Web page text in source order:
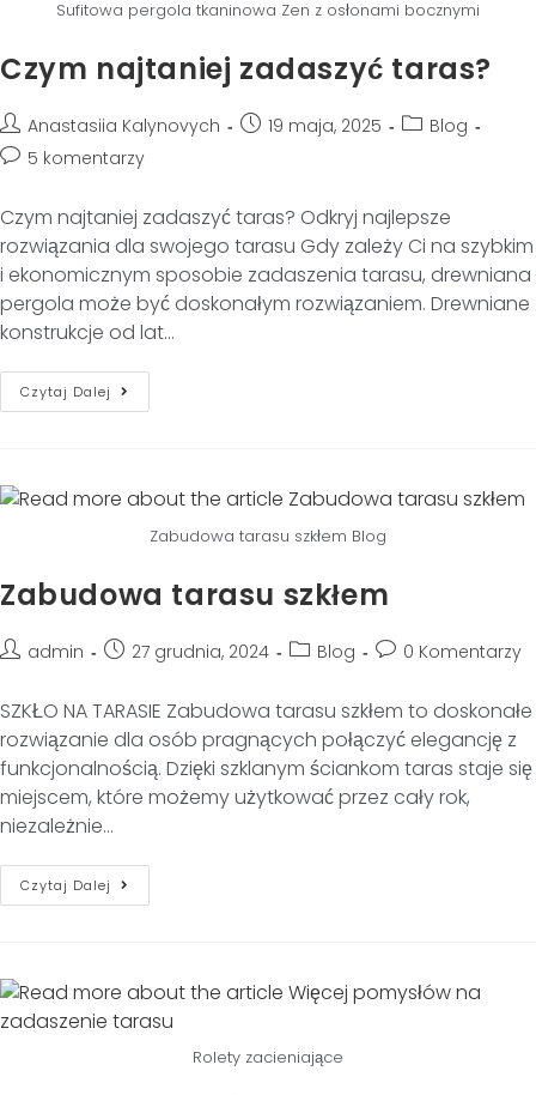
Sufitowa pergola tkaninowa Zen z osłonami bocznymi
Czym najtaniej zadaszyć taras?
Anastasiia Kalynovych 19 maja, 2025
Blog
5 komentarzy
Czym najtaniej zadaszyć taras? Odkryj najlepsze
rozwiązania dla swojego tarasu Gdy zależy Ci na szybkim
i ekonomicznym sposobie zadaszenia tarasu, drewniana
pergola może być doskonałym rozwiązaniem. Drewniane
konstrukcje od lat…
Czytaj Dalej
Zabudowa tarasu szkłem Blog
Zabudowa tarasu szkłem
admin 27 grudnia, 2024 Blog 0 Komentarzy
SZKŁO NA TARASIE Zabudowa tarasu szkłem to doskonałe
rozwiązanie dla osób pragnących połączyć elegancję z
funkcjonalnością. Dzięki szklanym ściankom taras staje się
miejscem, które możemy użytkować przez cały rok,
niezależnie…
Czytaj Dalej
Rolety zacieniające